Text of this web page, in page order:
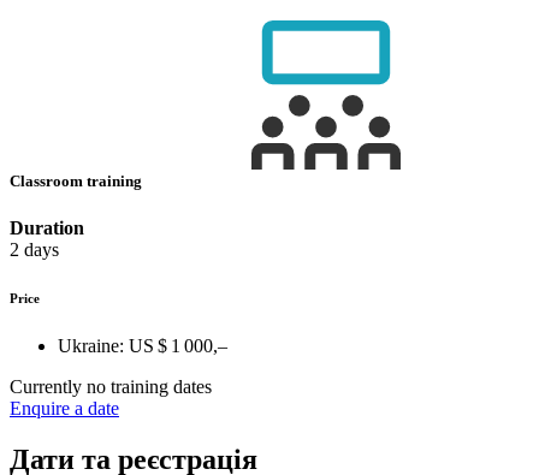
Classroom training
Duration
2 days
Price
Ukraine: US $ 1 000,–
Currently no training dates
Enquire a date
Дати та реєстрація